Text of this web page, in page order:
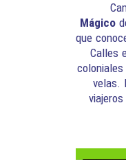
Mágico
que
Calles
velas.